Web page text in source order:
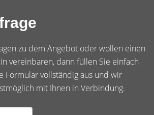
zu dem Angebot oder wollen einen
vereinbaren, dann füllen Sie einfach
Formular vollständig aus und wir
mit Ihnen in Verbindung.